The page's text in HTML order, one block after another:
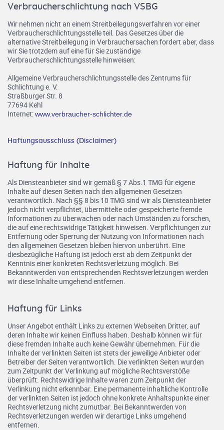
Verbraucherschlichtung nach VSBG
Wir nehmen nicht an einem Streitbeilegungsverfahren vor einer
Verbraucherschlichtungsstelle teil. Das Gesetzes über die
alternative Streitbeilegung in Verbrauchersachen fordert aber, dass
wir Sie trotzdem auf eine für Sie zuständige
Verbraucherschlichtungsstelle hinweisen:
Allgemeine Verbraucherschlichtungsstelle des Zentrums für
Schlichtung e. V.
Straßburger Str. 8
77694 Kehl
Internet:www.verbraucher-schlichter.de
Haftungsausschluss (Disclaimer)
Haftung für Inhalte
Als Diensteanbieter sind wir gemäß § 7 Abs.1 TMG für eigene
Inhalte auf diesen Seiten nach den allgemeinen Gesetzen
verantwortlich. Nach §§ 8 bis 10 TMG sind wir als Diensteanbieter
jedoch nicht verpflichtet, übermittelte oder gespeicherte fremde
Informationen zu überwachen oder nach Umständen zu forschen,
die auf eine rechtswidrige Tätigkeit hinweisen. Verpflichtungen zur
Entfernung oder Sperrung der Nutzung von Informationen nach
den allgemeinen Gesetzen bleiben hiervon unberührt. Eine
diesbezügliche Haftung ist jedoch erst ab dem Zeitpunkt der
Kenntnis einer konkreten Rechtsverletzung möglich. Bei
Bekanntwerden von entsprechenden Rechtsverletzungen werden
wir diese Inhalte umgehend entfernen.
Haftung für Links
Unser Angebot enthält Links zu externen Webseiten Dritter, auf
deren Inhalte wir keinen Einfluss haben. Deshalb können wir für
diese fremden Inhalte auch keine Gewähr übernehmen. Für die
Inhalte der verlinkten Seiten ist stets der jeweilige Anbieter oder
Betreiber der Seiten verantwortlich. Die verlinkten Seiten wurden
zum Zeitpunkt der Verlinkung auf mögliche Rechtsverstöße
überprüft. Rechtswidrige Inhalte waren zum Zeitpunkt der
Verlinkung nicht erkennbar. Eine permanente inhaltliche Kontrolle
der verlinkten Seiten ist jedoch ohne konkrete Anhaltspunkte einer
Rechtsverletzung nicht zumutbar. Bei Bekanntwerden von
Rechtsverletzungen werden wir derartige Links umgehend
entfernen.